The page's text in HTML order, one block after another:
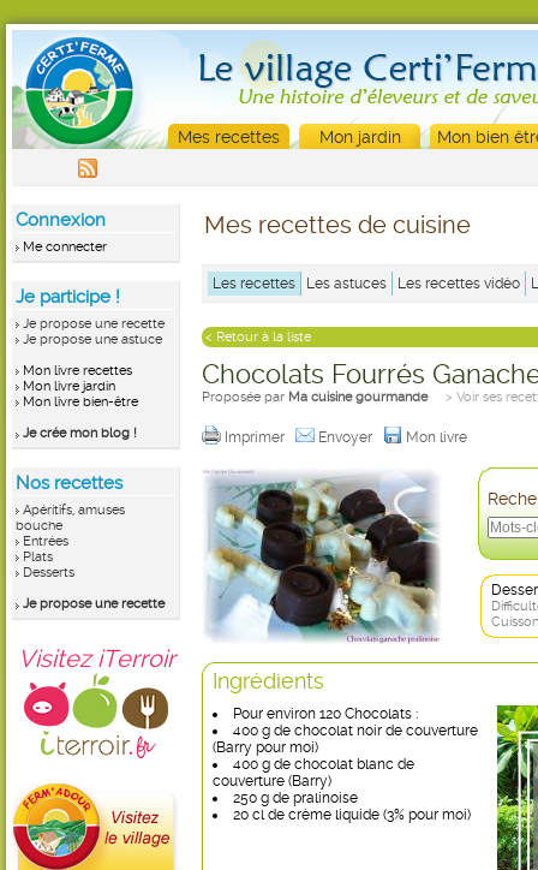
Mes recettes Mon jardin Mon bien
Connexion
Me connecter
Je participe !
Je propose une recette
Je propose une astuce
Mon livre recettes
Mon livre jardin
Mon livre bien-être
Je crée mon blog !
Nos recettes
Apéritifs, amuses
bouche
Entrées
Plats
Desserts
Je propose une recette
Visitez iTerroir
Mes recettes de cuisine
Les recettes Les astuces Les recettes vidéo
< Retour à la liste
Chocolats Fourrés
Proposée par Ma cuisine gourmande > Voir ses
Imprimer Envoyer Mon livre
Ingrédients
Pour environ 120 Chocolats :
400 g de chocolat noir de couverture
(Barry pour moi)
400 g de chocolat blanc de
couverture (Barry)
250 g de pralinoise
20 cl de crème liquide (3% pour moi)